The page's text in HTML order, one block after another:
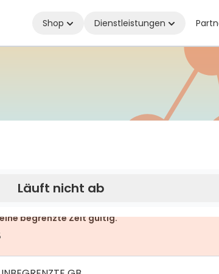
Shop Dienstleistungen
Sie überall verbunden,
Läuft nicht ab
begrenzte Zeit gültig.